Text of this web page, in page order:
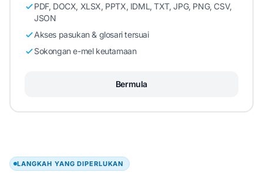
PDF, DOCX, XLSX, PPTX, IDML, TXT, JPG, PNG, CSV,
JSON
Akses pasukan & glosari tersuai
Sokongan e-mel keutamaan
Bermula
LANGKAH YANG DIPERLUKAN